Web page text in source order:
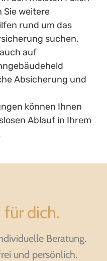
Sie weitere
rund um das
suchen,
auf
Absicherung und
können Ihnen
Ablauf in Ihrem
dich.
Beratung.
und persönlich.